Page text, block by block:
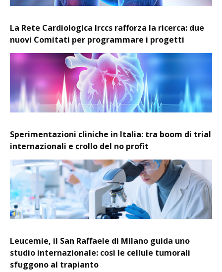
La Rete Cardiologica Irccs rafforza la ricerca: due
nuovi Comitati per programmare i progetti
Sperimentazioni cliniche in Italia: tra boom di trial
internazionali e crollo del no profit
Leucemie, il San Raffaele di Milano guida uno
studio internazionale: così le cellule tumorali
sfuggono al trapianto